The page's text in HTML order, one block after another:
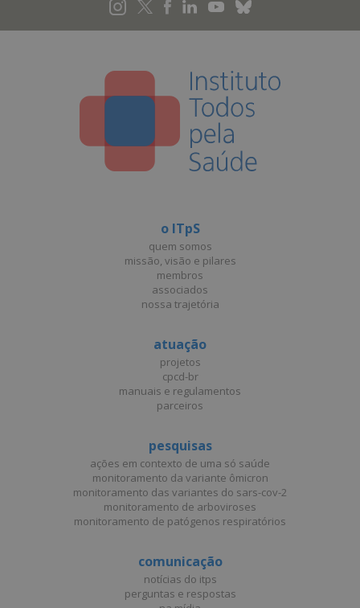
o ITpS
quem somos
missão, visão e pilares
membros
associados
nossa trajetória
atuação
projetos
cpcd-br
manuais e regulamentos
parceiros
pesquisas
ações em contexto de uma só saúde
monitoramento da variante ômicron
monitoramento das variantes do sars-cov-2
monitoramento de arboviroses
monitoramento de patógenos respiratórios
comunicação
notícias do itps
perguntas e respostas